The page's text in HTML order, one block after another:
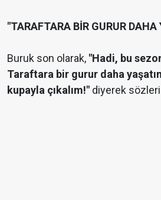
"TARAFTARA BİR GURUR
Buruk son olarak, "Hadi, bu
Taraftara bir gurur daha
kupayla çıkalım!" diyerek